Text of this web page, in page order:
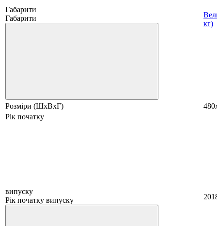
Габарити
Габарити
кг)
Розміри (ШхВхГ)
Рік початку
випуску
Рік початку випуску